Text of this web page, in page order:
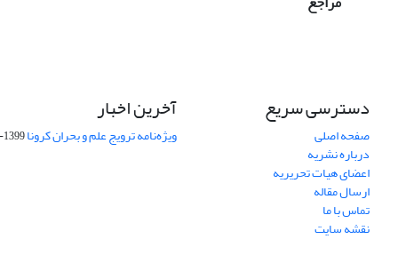
دسترسی سریع
صفحه اصلی
درباره نشریه
اعضای هیات تحریریه
ارسال مقاله
تماس با ما
نقشه سایت
آخرین اخبار
ویژه‌نامه ترویج علم و بحران کرونا1399-04-01